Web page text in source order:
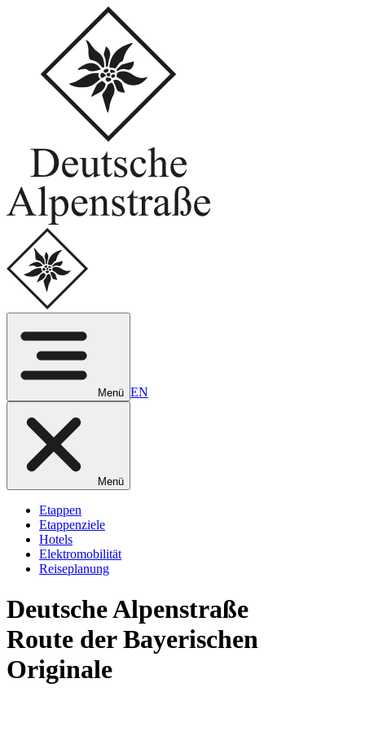
Menü EN
Menü
Etappen
Etappenziele
Hotels
Elektromobilität
Reiseplanung
DeutscheAlpenstraße
Route der Bayerischen
Originale